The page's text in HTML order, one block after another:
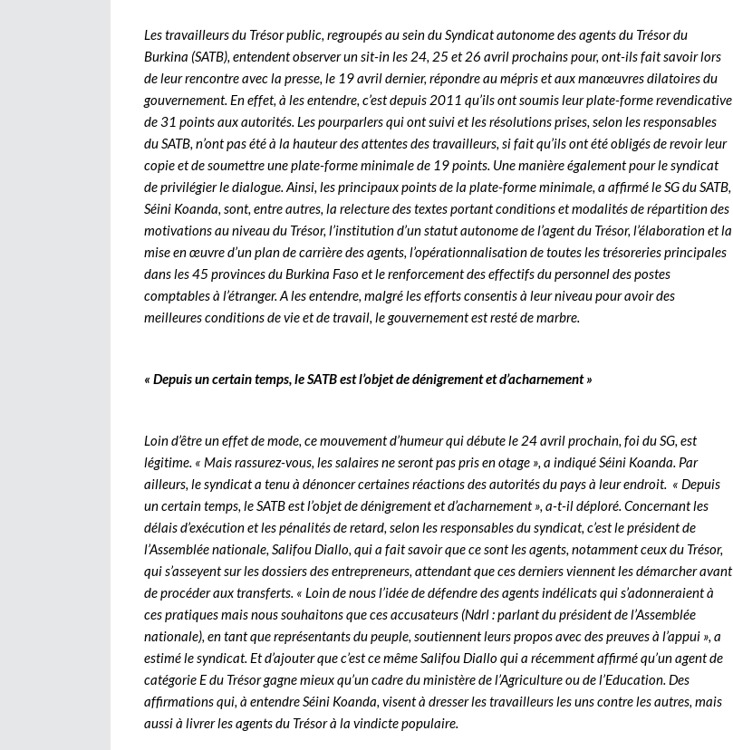
Les travailleurs du Trésor public, regroupés au sein du Syndicat autonome des agents du Trésor du
Burkina (SATB), entendent observer un sit-in les 24, 25 et 26 avril prochains pour, ont-ils fait savoir lors
de leur rencontre avec la presse, le 19 avril dernier, répondre au mépris et aux manœuvres dilatoires du
gouvernement. En effet, à les entendre, c’est depuis 2011 qu’ils ont soumis leur plate-forme revendicative
de 31 points aux autorités. Les pourparlers qui ont suivi et les résolutions prises, selon les responsables
du SATB, n’ont pas été à la hauteur des attentes des travailleurs, si fait qu’ils ont été obligés de revoir leur
copie et de soumettre une plate-forme minimale de 19 points. Une manière également pour le syndicat
de privilégier le dialogue. Ainsi, les principaux points de la plate-forme minimale, a affirmé le SG du SATB,
Séini Koanda, sont, entre autres, la relecture des textes portant conditions et modalités de répartition des
motivations au niveau du Trésor, l’institution d’un statut autonome de l’agent du Trésor, l’élaboration et la
mise en œuvre d’un plan de carrière des agents, l’opérationnalisation de toutes les trésoreries principales
dans les 45 provinces du Burkina Faso et le renforcement des effectifs du personnel des postes
comptables à l’étranger. A les entendre, malgré les efforts consentis à leur niveau pour avoir des
meilleures conditions de vie et de travail, le gouvernement est resté de marbre.
« Depuis un certain temps, le SATB est l’objet de dénigrement et d’acharnement »
Loin d’être un effet de mode, ce mouvement d’humeur qui débute le 24 avril prochain, foi du SG, est
légitime. « Mais rassurez-vous, les salaires ne seront pas pris en otage », a indiqué Séini Koanda. Par
ailleurs, le syndicat a tenu à dénoncer certaines réactions des autorités du pays à leur endroit. « Depuis
un certain temps, le SATB est l’objet de dénigrement et d’acharnement », a-t-il déploré. Concernant les
délais d’exécution et les pénalités de retard, selon les responsables du syndicat, c’est le président de
l’Assemblée nationale, Salifou Diallo, qui a fait savoir que ce sont les agents, notamment ceux du Trésor,
qui s’asseyent sur les dossiers des entrepreneurs, attendant que ces derniers viennent les démarcher avant
de procéder aux transferts. « Loin de nous l’idée de défendre des agents indélicats qui s’adonneraient à
ces pratiques mais nous souhaitons que ces accusateurs (Ndrl : parlant du président de l’Assemblée
nationale), en tant que représentants du peuple, soutiennent leurs propos avec des preuves à l’appui », a
estimé le syndicat. Et d’ajouter que c’est ce même Salifou Diallo qui a récemment affirmé qu’un agent de
catégorie E du Trésor gagne mieux qu’un cadre du ministère de l’Agriculture ou de l’Education. Des
affirmations qui, à entendre Séini Koanda, visent à dresser les travailleurs les uns contre les autres, mais
aussi à livrer les agents du Trésor à la vindicte populaire.